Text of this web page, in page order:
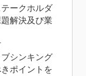
ークホルダ
解決及び業
シンキング
ポイントを